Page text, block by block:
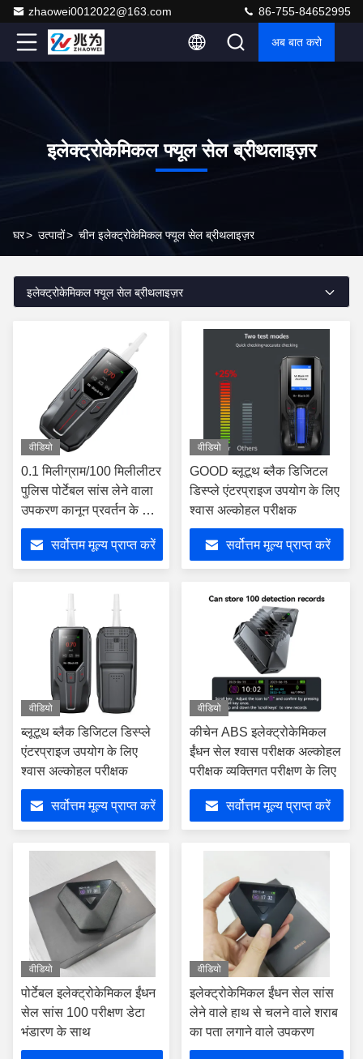
zhaowei0012022@163.com 86-755-84652995
अब बात करो
इलेक्ट्रोकेमिकल फ्यूल सेल ब्रीथलाइज़र
घर> उत्पादों> चीन इलेक्ट्रोकेमिकल फ्यूल सेल ब्रीथलाइज़र
इलेक्ट्रोकेमिकल फ्यूल सेल ब्रीथलाइज़र
वीडियो
0.1 मिलीग्राम/100 मिलीलीटर
पुलिस पोर्टेबल सांस लेने वाला
उपकरण कानून प्रवर्तन के लिए
3W भंडारण
सर्वोत्तम मूल्य प्राप्त करें
वीडियो
GOOD ब्लूटूथ ब्लैक डिजिटल
डिस्प्ले एंटरप्राइज उपयोग के लिए
श्वास अल्कोहल परीक्षक
सर्वोत्तम मूल्य प्राप्त करें
वीडियो
ब्लूटूथ ब्लैक डिजिटल डिस्प्ले
एंटरप्राइज उपयोग के लिए
श्वास अल्कोहल परीक्षक
सर्वोत्तम मूल्य प्राप्त करें
वीडियो
कीचेन ABS इलेक्ट्रोकेमिकल
ईंधन सेल श्वास परीक्षक अल्कोहल
परीक्षक व्यक्तिगत परीक्षण के लिए
सर्वोत्तम मूल्य प्राप्त करें
वीडियो
पोर्टेबल इलेक्ट्रोकेमिकल ईंधन
सेल सांस 100 परीक्षण डेटा
भंडारण के साथ
वीडियो
इलेक्ट्रोकेमिकल ईंधन सेल सांस
लेने वाले हाथ से चलने वाले शराब
का पता लगाने वाले उपकरण